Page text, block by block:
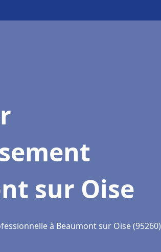
sur Oise
à Beaumont sur Oise (95260)